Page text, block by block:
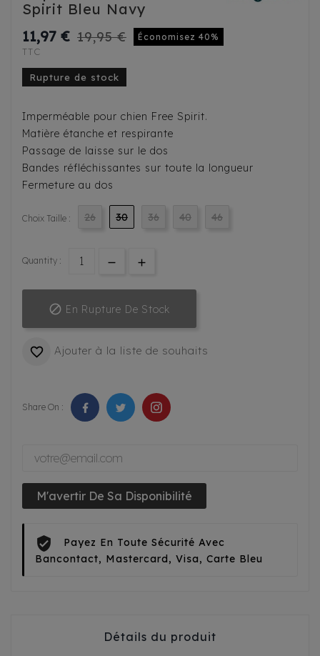
Spirit Bleu Navy
11,97 € 19,95 € Économisez 40%
TTC
Rupture de stock
Imperméable pour chien Free Spirit.
Matière étanche et respirante
Passage de laisse sur le dos
Bandes réfléchissantes sur toute la longueur
Fermeture au dos
Choix Taille : 26 30 36 40 46
Quantity :
 En Rupture De Stock
 Ajouter à la liste de souhaits
Share On :
M'avertir De Sa Disponibilité
Payez En Toute Sécurité Avec
Bancontact, Mastercard, Visa, Carte Bleu
Détails du produit